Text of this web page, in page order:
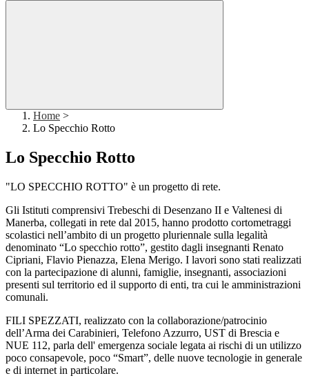
Home >
Lo Specchio Rotto
Lo Specchio Rotto
"LO SPECCHIO ROTTO" è un progetto di rete.
Gli Istituti comprensivi Trebeschi di Desenzano II e Valtenesi di
Manerba, collegati in rete dal 2015, hanno prodotto cortometraggi
scolastici nell’ambito di un progetto pluriennale sulla legalità
denominato “Lo specchio rotto”, gestito dagli insegnanti Renato
Cipriani, Flavio Pienazza, Elena Merigo. I lavori sono stati realizzati
con la partecipazione di alunni, famiglie, insegnanti, associazioni
presenti sul territorio ed il supporto di enti, tra cui le amministrazioni
comunali.
FILI SPEZZATI, realizzato con la collaborazione/patrocinio
dell’Arma dei Carabinieri, Telefono Azzurro, UST di Brescia e
NUE 112, parla dell' emergenza sociale legata ai rischi di un utilizzo
poco consapevole, poco “Smart”, delle nuove tecnologie in generale
e di internet in particolare.